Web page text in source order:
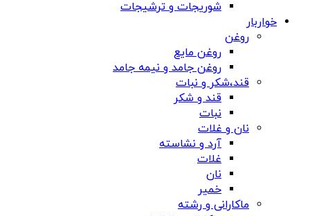
شوریجات و ترشیجات
خواربار
روغن
روغن مایع
روغن جامد و نیمه جامد
قند،شکر و نبات
قند و شکر
نبات
نان و غلات
آرد و نشاسته
غلات
نان
خمیر
ماکارانی و رشته